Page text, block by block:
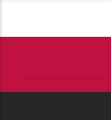
الجامعي 2021/2022